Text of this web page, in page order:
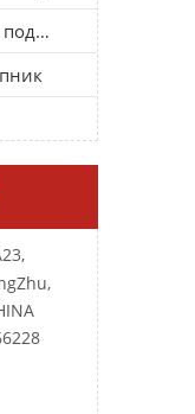
Конический роликовый подшипник